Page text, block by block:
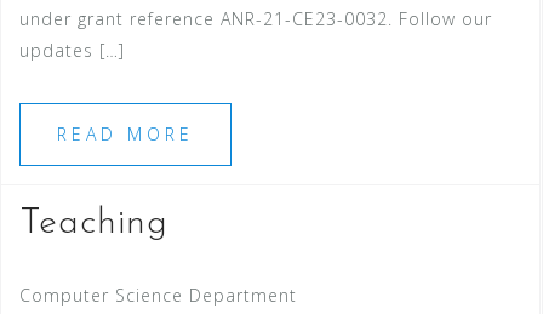
under grant reference ANR-21-CE23-0032. Follow our
updates […]
READ MORE
Teaching
Computer Science Department